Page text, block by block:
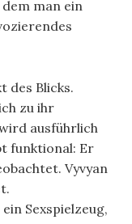
man ein
des Blicks.
zu ihr
ausführlich
funktional: Er
Vyvyan
Sexspielzeug,